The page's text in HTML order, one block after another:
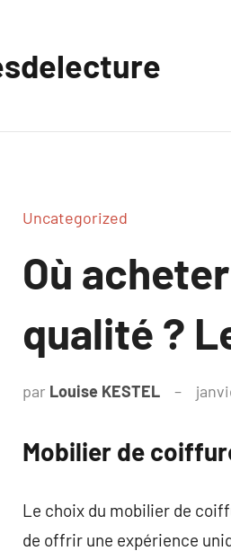
Uncategorized
Où
qualité ?
par Louise KESTEL
Mobilier de
Le choix du mobilier de
de offrir une expérience